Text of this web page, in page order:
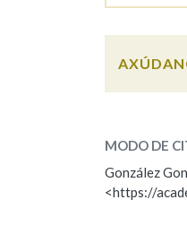
MODO DE
González
<https://